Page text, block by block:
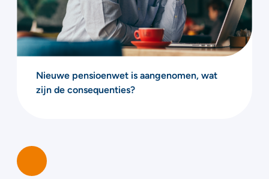
Nieuwe pensioenwet is aangenomen, wat
zijn de consequenties?